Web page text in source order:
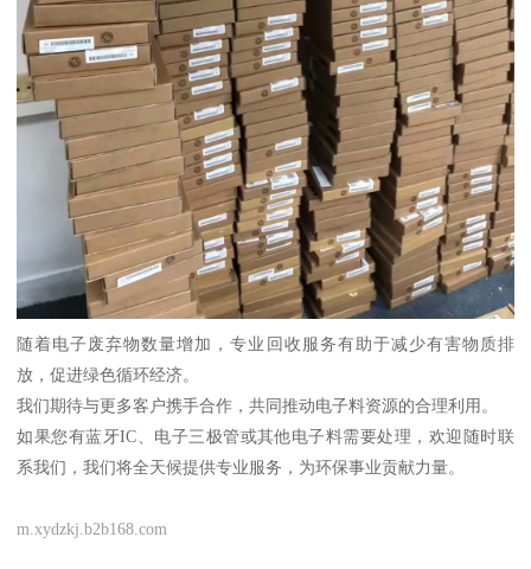
随着电子废弃物数量增加，专业回收服务有助于减少有害物质排
放，促进绿色循环经济。
我们期待与更多客户携手合作，共同推动电子料资源的合理利用。
如果您有蓝牙IC、电子三极管或其他电子料需要处理，欢迎随时联
系我们，我们将全天候提供专业服务，为环保事业贡献力量。
m.xydzkj.b2b168.com